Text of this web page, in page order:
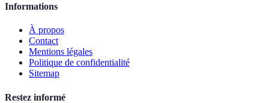
Informations
À propos
Contact
Mentions légales
Politique de confidentialité
Sitemap
Restez informé